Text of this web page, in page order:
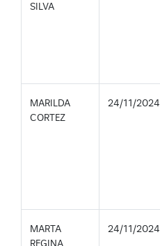
SILVA
MARILDA
CORTEZ
24/11/2024
MARTA
REGINA
24/11/2024